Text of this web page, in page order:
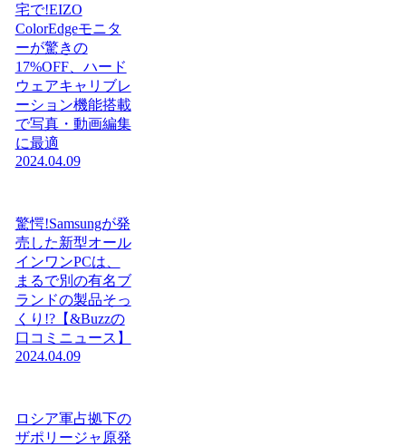
宅で!EIZO
ColorEdgeモニタ
ーが驚きの
17%OFF、ハード
ウェアキャリブレ
ーション機能搭載
で写真・動画編集
に最適
2024.04.09
驚愕!Samsungが発
売した新型オール
インワンPCは、
まるで別の有名ブ
ランドの製品そっ
くり!?【&Buzzの
口コミニュース】
2024.04.09
ロシア軍占拠下の
ザポリージャ原発